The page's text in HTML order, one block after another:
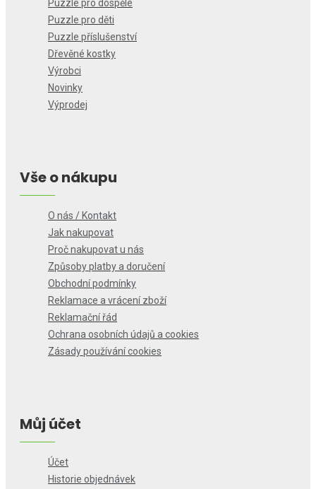
Puzzle pro dospělé
Puzzle pro děti
Puzzle příslušenství
Dřevěné kostky
Výrobci
Novinky
Výprodej
Vše o nákupu
O nás / Kontakt
Jak nakupovat
Proč nakupovat u nás
Způsoby platby a doručení
Obchodní podmínky
Reklamace a vrácení zboží
Reklamační řád
Ochrana osobních údajů a cookies
Zásady používání cookies
Můj účet
Účet
Historie objednávek